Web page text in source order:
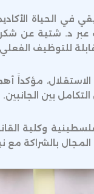
في الحياة
عبر د. شتية عن
للتوظيف
مؤكداً
بين الجانبين.
وكلية
بالشراكة مع